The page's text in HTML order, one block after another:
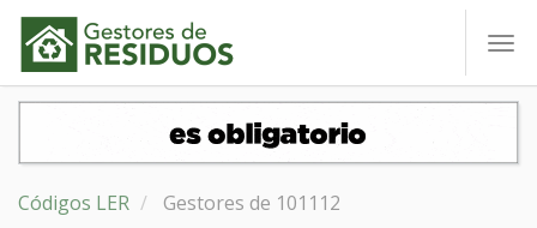
Códigos LER Gestores de 101112